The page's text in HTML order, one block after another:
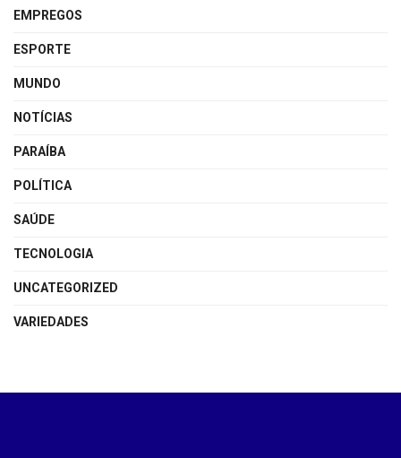
EMPREGOS
ESPORTE
MUNDO
NOTÍCIAS
PARAÍBA
POLÍTICA
SAÚDE
TECNOLOGIA
UNCATEGORIZED
VARIEDADES